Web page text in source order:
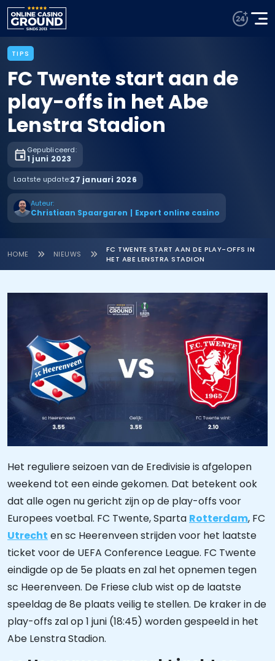
TIPS
FC Twente start aan de
play-offs in het Abe
Lenstra Stadion
Gepubliceerd:
1 juni 2023
Laatste update:27 januari 2026
Auteur:
Christiaan Spaargaren | Expert online casino
HOME NIEUWS
FC TWENTE START AAN DE PLAY-OFFS IN
HET ABE LENSTRA STADION
Het reguliere seizoen van de Eredivisie is afgelopen
weekend tot een einde gekomen. Dat betekent ook
dat alle ogen nu gericht zijn op de play-offs voor
Europees voetbal. FC Twente, Sparta Rotterdam, FC
Utrecht en sc Heerenveen strijden voor het laatste
ticket voor de UEFA Conference League. FC Twente
eindigde op de 5e plaats en zal het opnemen tegen
sc Heerenveen. De Friese club wist op de laatste
speeldag de 8e plaats veilig te stellen. De kraker in de
play-offs zal op 1 juni (18:45) worden gespeeld in het
Abe Lenstra Stadion.